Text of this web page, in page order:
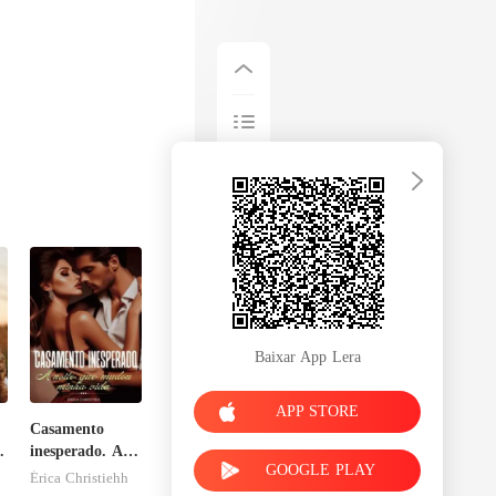
Casamento
inesperado. A
noite que
Érica Christiehh
Baixar App Lera
APP STORE
GOOGLE PLAY